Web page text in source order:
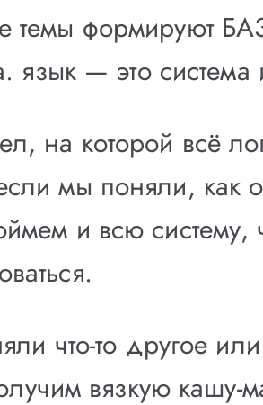
темы формируют
язык — это система
на которой всё
мы поняли, как
и всю систему,
что-то другое
вязкую кашу-